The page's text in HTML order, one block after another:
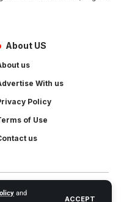
and
ACCEPT
About US
us
With us
Policy
of Use
us
. Website Created by and